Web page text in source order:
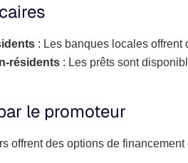
: Les banques locales offrent
résidents : Les prêts sont
le promoteur
offrent des options de